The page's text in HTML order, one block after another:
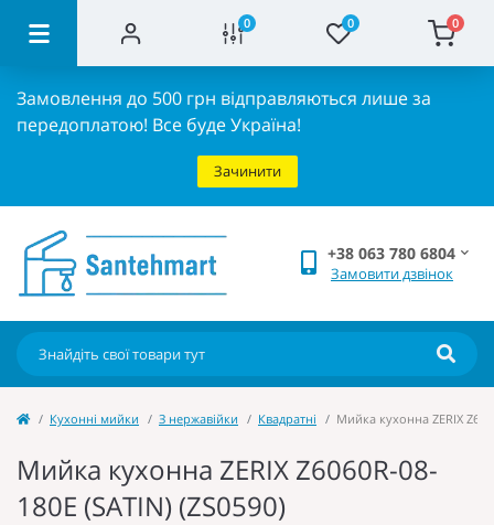
0 0 0
Замовлення до 500 грн відправляються лише за
передоплатою! Все буде Україна!
Зачинити
+38 063 780 6804
Замовити дзвінок
Кухонні мийки З нержавійки Квадратні Мийка кухонна ZERIX
Мийка кухонна ZERIX Z6060R-08-
180E (SATIN) (ZS0590)